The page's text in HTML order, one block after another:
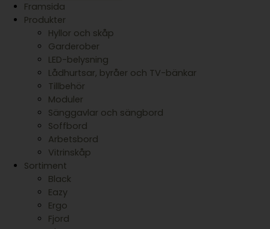
Framsida
Produkter
Hyllor och skåp
Garderober
LED-belysning
Lådhurtsar, byråer och TV-bänkar
Tillbehör
Moduler
Sänggavlar och sängbord
Soffbord
Arbetsbord
Vitrinskåp
Sortiment
Black
Eazy
Ergo
Fjord